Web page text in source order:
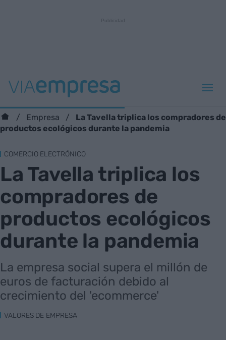
Empresa
La Tavella triplica los compradores de
productos ecológicos durante la pandemia
COMERCIO ELECTRÓNICO
La Tavella triplica los
compradores de
productos ecológicos
durante la pandemia
La empresa social supera el millón de
euros de facturación debido al
crecimiento del 'ecommerce'
VALORES DE EMPRESA